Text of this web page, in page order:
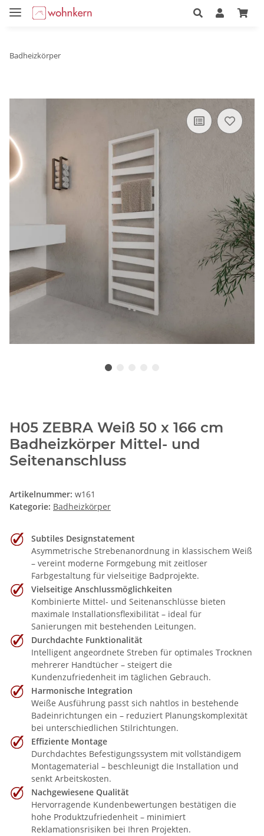
Badheizkörper
H05 ZEBRA Weiß 50 x 166 cm
Badheizkörper Mittel- und
Seitenanschluss
Artikelnummer: w161
Kategorie: Badheizkörper
Subtiles Designstatement
Asymmetrische Strebenanordnung in klassischem Weiß
– vereint moderne Formgebung mit zeitloser
Farbgestaltung für vielseitige Badprojekte.
Vielseitige Anschlussmöglichkeiten
Kombinierte Mittel- und Seitenanschlüsse bieten
maximale Installationsflexibilität – ideal für
Sanierungen mit bestehenden Leitungen.
Durchdachte Funktionalität
Intelligent angeordnete Streben für optimales Trocknen
mehrerer Handtücher – steigert die
Kundenzufriedenheit im täglichen Gebrauch.
Harmonische Integration
Weiße Ausführung passt sich nahtlos in bestehende
Badeinrichtungen ein – reduziert Planungskomplexität
bei unterschiedlichen Stilrichtungen.
Effiziente Montage
Durchdachtes Befestigungssystem mit vollständigem
Montagematerial – beschleunigt die Installation und
senkt Arbeitskosten.
Nachgewiesene Qualität
Hervorragende Kundenbewertungen bestätigen die
hohe Produktzufriedenheit – minimiert
Reklamationsrisiken bei Ihren Projekten.